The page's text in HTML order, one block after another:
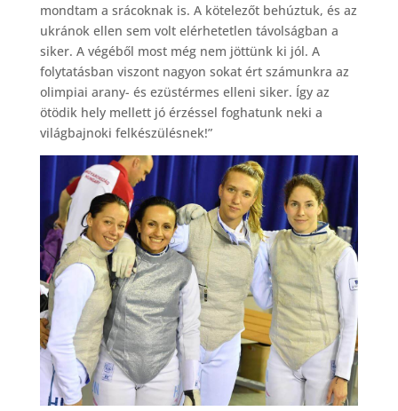
mondtam a srácoknak is. A kötelezőt behúztuk, és az
ukránok ellen sem volt elérhetetlen távolságban a
siker. A végéből most még nem jöttünk ki jól. A
folytatásban viszont nagyon sokat ért számunkra az
olimpiai arany- és ezüstérmes elleni siker. Így az
ötödik hely mellett jó érzéssel foghatunk neki a
világbajnoki felkészülésnek!”